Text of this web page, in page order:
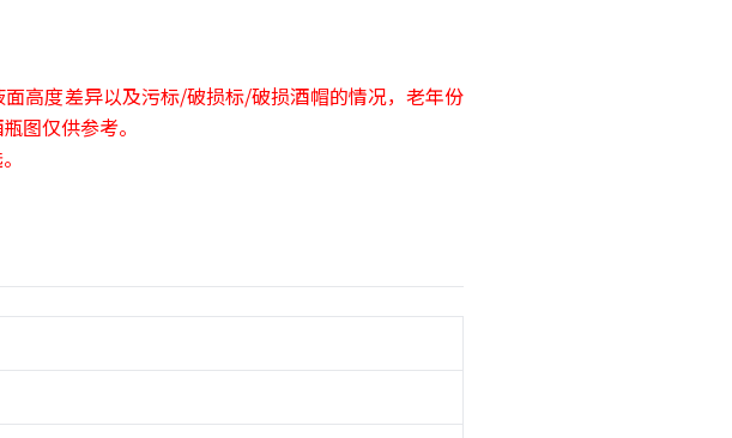
高度差异以及污标/破损标/破损酒帽的情况，老年份
图仅供参考。